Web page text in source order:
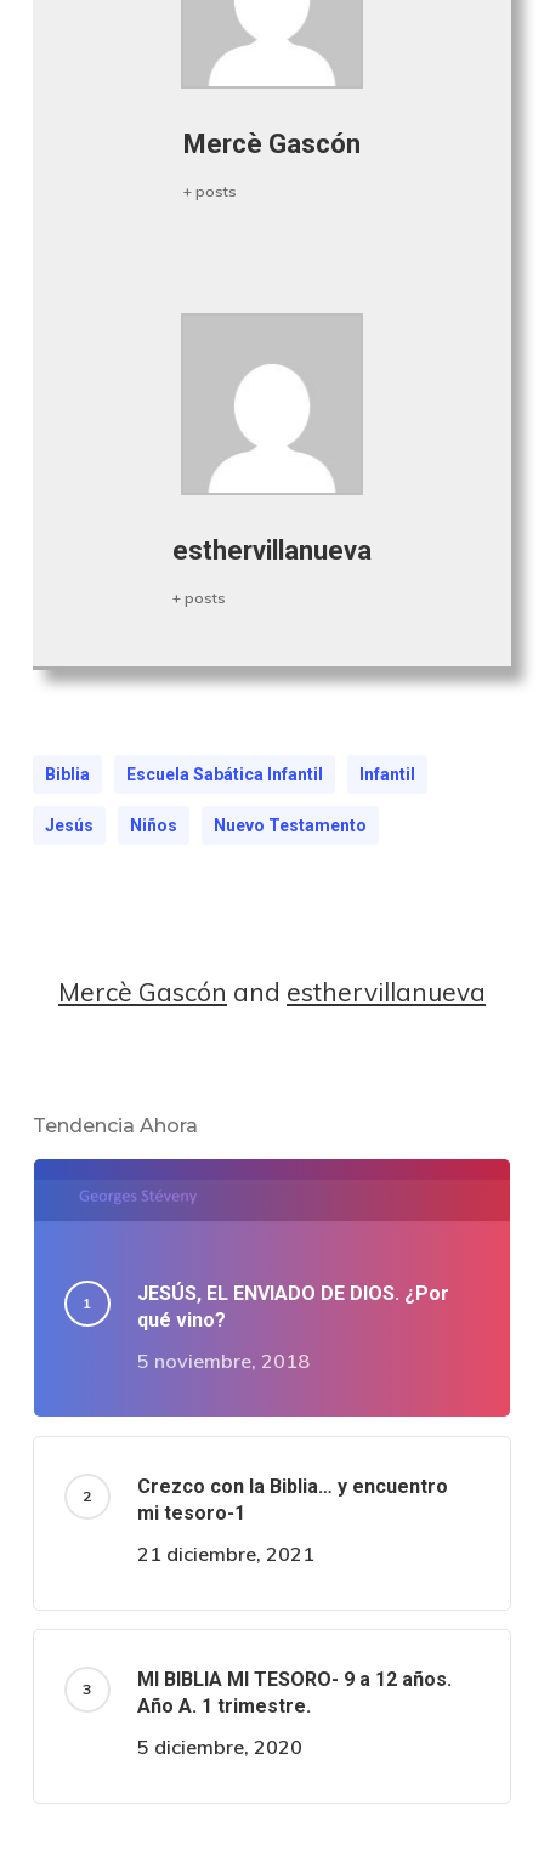
Mercè Gascón
+ posts
esthervillanueva
+ posts
Biblia Escuela Sabática Infantil Infantil
Jesús Niños Nuevo Testamento
Mercè Gascón and esthervillanueva
Tendencia Ahora
JESÚS, EL ENVIADO DE DIOS. ¿Por
qué vino?
5 noviembre, 2018
Crezco con la Biblia… y encuentro
mi tesoro-1
21 diciembre, 2021
MI BIBLIA MI TESORO- 9 a 12 años.
Año A. 1 trimestre.
5 diciembre, 2020